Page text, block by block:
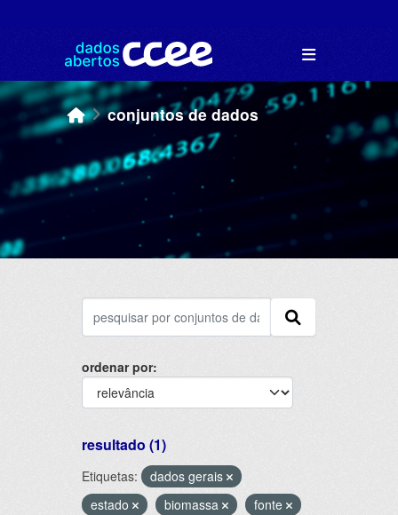
conjuntos de dados
ordenar por
resultado (1)
Etiquetas:
dados gerais
estado
biomassa
fonte